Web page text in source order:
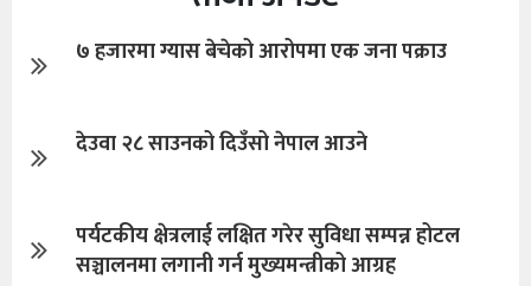
७ हजारमा ग्यास बेचेको आरोपमा एक जना पक्राउ
देउवा २८ साउनको दिउँसो नेपाल आउने
पर्यटकीय क्षेत्रलाई लक्षित गरेर सुविधा सम्पन्न होटल
सञ्चालनमा लगानी गर्न मुख्यमन्त्रीको आग्रह